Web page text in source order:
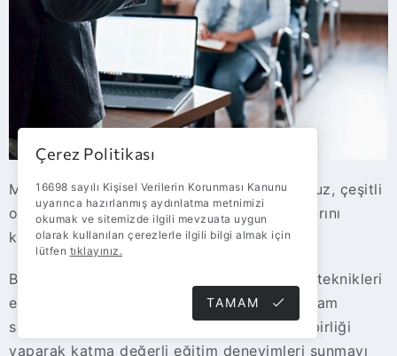
Merkez ofisimizde yer alan eğitim salonumuz, çeşitli
olanaklar sunarak iş ortaklarımızın ihtiyaçlarını
karşılıyor.
Bu salon, ekip ihtiyacına özel ürün ve satış teknikleri
eğitimlerinin düzenlenmesi için ideal bir ortam
sağlarken, alanında uzman eğitimcilerle iş birliği
yaparak katma değerli eğitim deneyimleri sunmayı
Çerez Politikası
16698 sayılı Kişisel Verilerin Korunması Kanunu
uyarınca hazırlanmış aydınlatma metnimizi
okumak ve sitemizde ilgili mevzuata uygun
olarak kullanılan çerezlerle ilgili bilgi almak için
lütfen tıklayınız.
TAMAM